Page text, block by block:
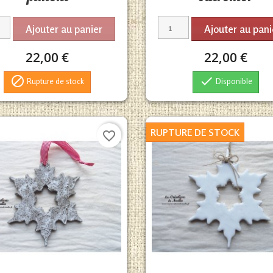
Ajouter au panier
22,00 €
 Rupture de stock
Ajouter au
22,00 €
 Disponible
favorite_border RUPTURE DE STOCK